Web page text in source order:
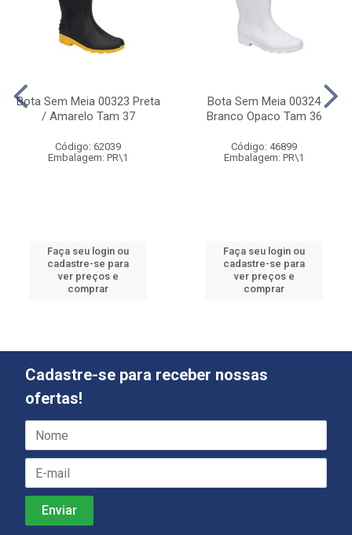
Bota Sem Meia 00323 Preta
/ Amarelo Tam 37
Código: 62039
Embalagem: PR\1
Faça seu login ou
cadastre-se para
ver preços e
comprar
Bota Sem Meia 00324
Branco Opaco Tam 36
Código: 46899
Embalagem: PR\1
Faça seu login ou
cadastre-se para
ver preços e
comprar
Cadastre-se para receber nossas
ofertas!